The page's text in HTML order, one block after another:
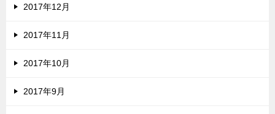
2017年12月
2017年11月
2017年10月
2017年9月